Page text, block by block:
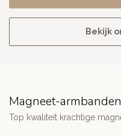
Bekijk
Magneet-
Top kwaliteit krachtige